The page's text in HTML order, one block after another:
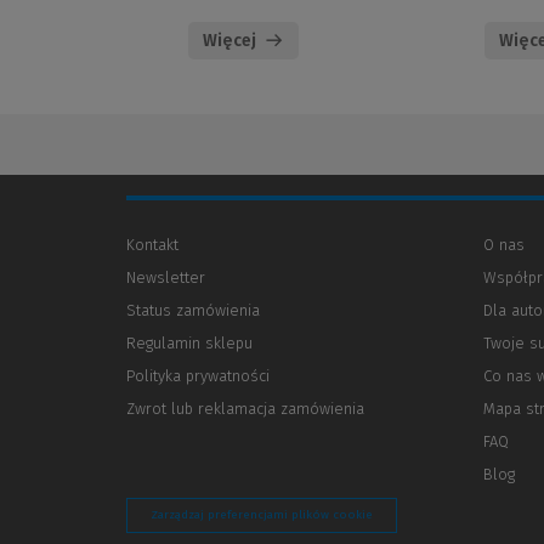
Więcej
Kontakt
Newsletter
Status zamówienia
Regulamin sklepu
Polityka prywatności
innej
Zwrot lub reklamacja zamówienia
O nas
Dla
Twoje
Co nas
Mapa
FAQ
Blog
Zarządzaj preferencjami plików cookie